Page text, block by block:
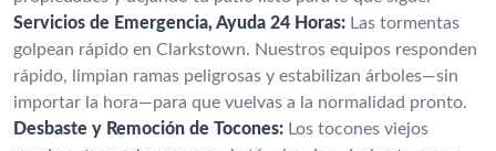
Servicios de Emergencia, Ayuda 24 Horas: Las tormentas
golpean rápido en Clarkstown. Nuestros equipos responden
rápido, limpian ramas peligrosas y estabilizan árboles—sin
importar la hora—para que vuelvas a la normalidad pronto.
Desbaste y Remoción de Tocones: Los tocones viejos